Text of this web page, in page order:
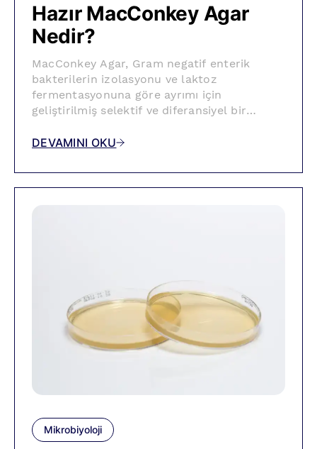
Hazır MacConkey Agar
Nedir?
MacConkey Agar, Gram negatif enterik
bakterilerin izolasyonu ve laktoz
fermentasyonuna göre ayrımı için
geliştirilmiş selektif ve diferansiyel bir
DEVAMINI OKU
Mikrobiyoloji